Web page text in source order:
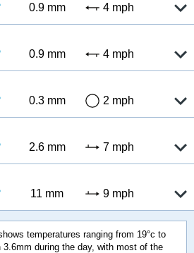
0.9 mm 4 mph
0.9 mm 4 mph
0.3 mm 2 mph
2.6 mm 7 mph
11 mm 9 mph
temperatures ranging from 19°c to
during the day, with most of the